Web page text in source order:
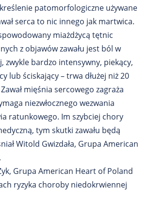
patomorfologiczne używane
serca to nic innego jak martwica.
miażdżycą tętnic
z objawów zawału jest ból w
zwykle bardzo intensywny, piekący,
lub ściskający – trwa dłużej niż 20
mięśnia sercowego zagraża
niezwłocznego wezwania
ratunkowego. Im szybciej chory
tym skutki zawału będą
Witold Gwizdała, Grupa American
Grupa American Heart of Poland
ryzyka choroby niedokrwiennej